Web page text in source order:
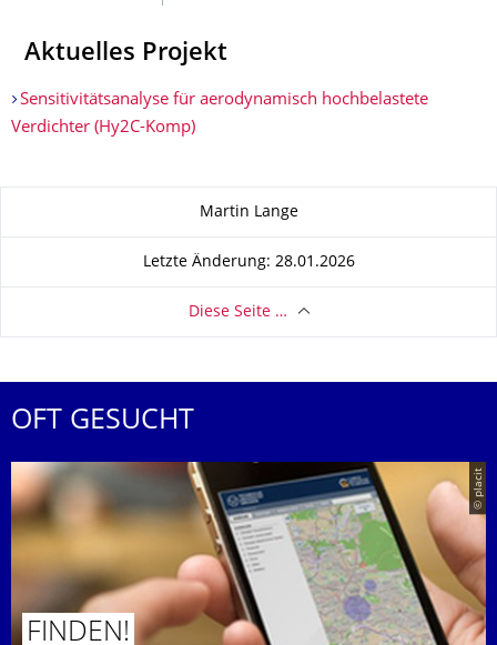
Aktuelles Projekt
Sensitivitätsanalyse für aerodynamisch hochbelastete
Verdichter (Hy2C-Komp)
Martin Lange
Letzte Änderung: 28.01.2026
Diese Seite …
OFT GESUCHT
© placit
FINDEN!